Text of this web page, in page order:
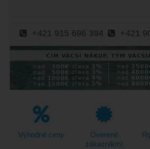
+421 915 696 394 +421
Výhodné ceny
Overené
zákazníkmi